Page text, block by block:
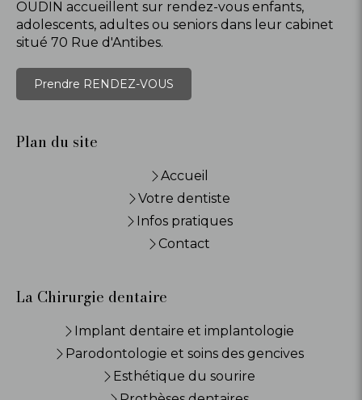
OUDIN accueillent sur rendez-vous enfants,
adolescents, adultes ou seniors dans leur cabinet
situé 70 Rue d'Antibes.
Prendre RENDEZ-VOUS
Plan du site
Accueil
Votre dentiste
Infos pratiques
Contact
La Chirurgie dentaire
Implant dentaire et implantologie
Parodontologie et soins des gencives
Esthétique du sourire